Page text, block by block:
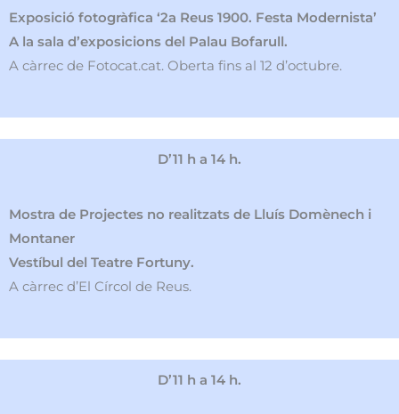
Exposició fotogràfica ‘2a Reus 1900. Festa Modernista’
A la sala d’exposicions del Palau Bofarull.
A càrrec de Fotocat.cat. Oberta fins al 12 d’octubre.
D’11 h a 14 h.
Mostra de Projectes no realitzats de Lluís Domènech i
Montaner
Vestíbul del Teatre Fortuny.
A càrrec d’El Círcol de Reus.
D’11 h a 14 h.